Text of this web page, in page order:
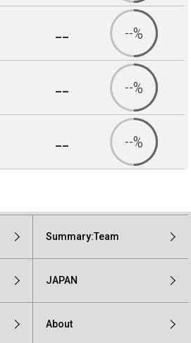
-- --%
-- --%
-- --%
Summary:Team
JAPAN
About